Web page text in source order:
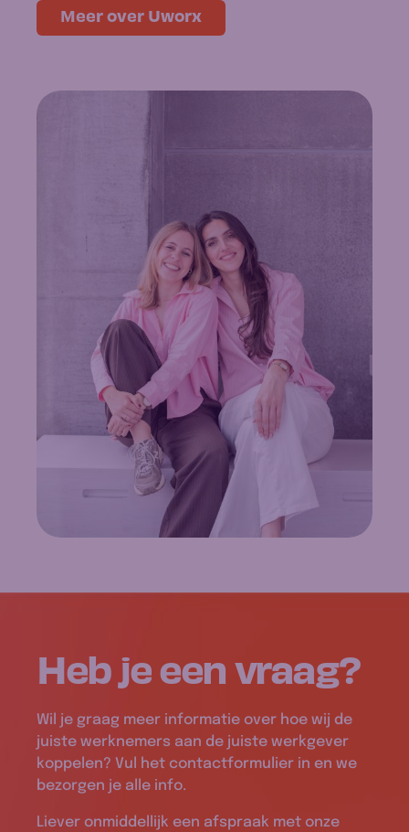
Meer over Uworx
Heb je eenvraag?
Wil je graag meer informatie over hoe wij de
juiste werknemers aan de juiste werkgever
koppelen? Vul het contactformulier in en we
bezorgen je alle info.
Liever onmiddellijk een afspraak met onze